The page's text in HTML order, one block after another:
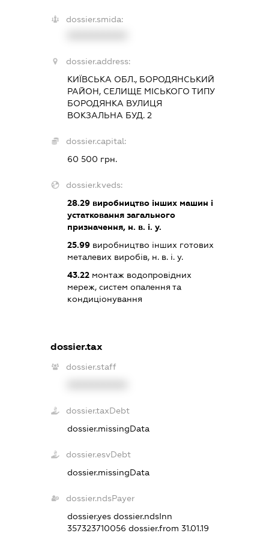
dossier.smida:
dossier.address:
КИЇВСЬКА ОБЛ., БОРОДЯНСЬКИЙ
РАЙОН, СЕЛИЩЕ МІСЬКОГО ТИПУ
БОРОДЯНКА ВУЛИЦЯ
ВОКЗАЛЬНА БУД. 2
dossier.capital:
60 500 грн.
dossier.kveds:
28.29виробництво інших машин і
устатковання загального
призначення, н. в. і. у.
25.99виробництво інших готових
металевих виробів, н. в. і. у.
43.22монтаж водопровідних
мереж, систем опалення та
кондиціонування
dossier.tax
dossier.staff
dossier.taxDebt
dossier.missingData
dossier.esvDebt
dossier.missingData
dossier.ndsPayer
dossier.yes dossier.ndsInn
357323710056 dossier.from 31.01.19